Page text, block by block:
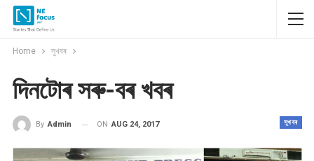
Home সুখবৰ
দিনটোৰ সৰু-বৰ খবৰ
সুখবৰ
By Admin ON AUG 24, 2017